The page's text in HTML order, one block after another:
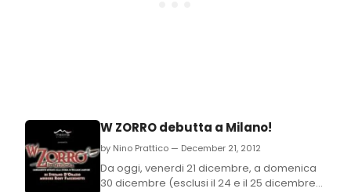
W ZORRO debutta a Milano!
by Nino Prattico — December 21, 2012
Da oggi, venerdi 21 dicembre, a domenica
30 dicembre (esclusi il 24 e il 25 dicembre)